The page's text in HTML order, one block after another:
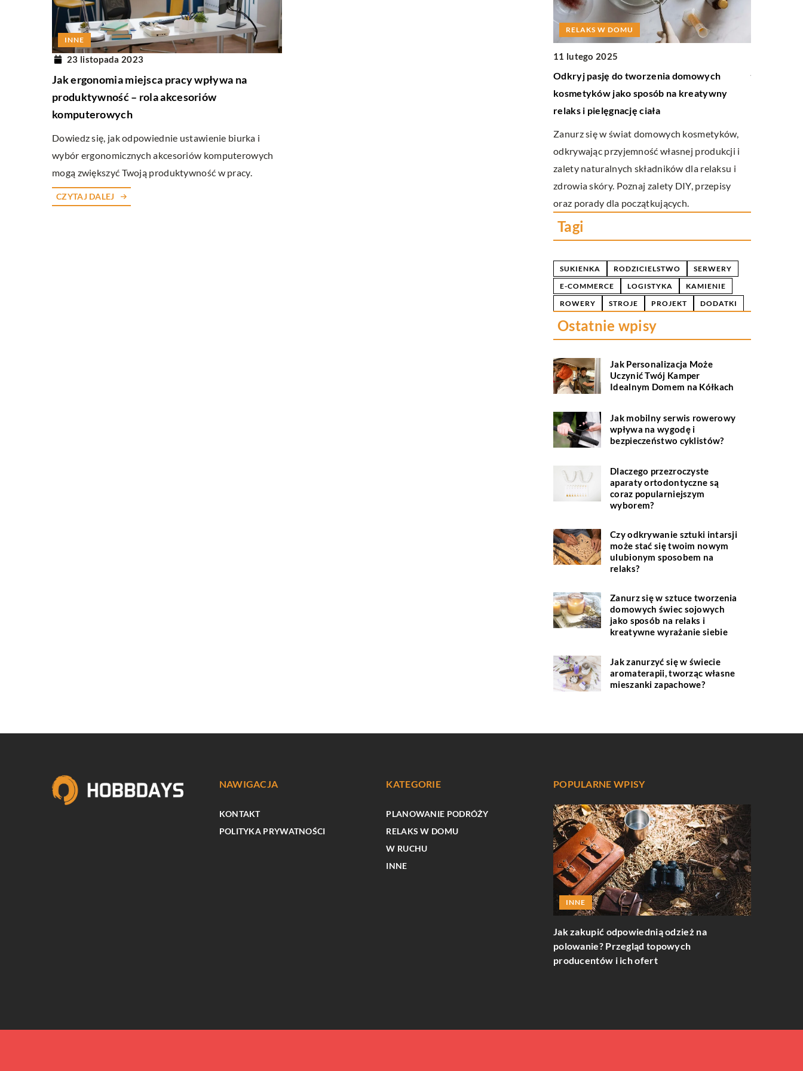
INNE
23 listopada 2023
Jak ergonomia miejsca pracy wpływa na
produktywność – rola akcesoriów
komputerowych
Dowiedz się, jak odpowiednie ustawienie biurka i
wybór ergonomicznych akcesoriów komputerowych
mogą zwiększyć Twoją produktywność w pracy.
CZYTAJ DALEJ
INNE
20 października 2025
Jak nowoczesne technologie wpływają na
Poznaj, jak innowacyjne technologie zmieniają
bezpieczeństwo ich oceny.
RELAKS W DOMU
11 lutego 2025
Odkryj pasję do tworzenia domowych
kosmetyków jako sposób na kreatywny
relaks i pielęgnację ciała
Zanurz się w świat domowych kosmetyków,
odkrywając przyjemność własnej produkcji i
zalety naturalnych składników dla relaksu i
zdrowia skóry. Poznaj zalety DIY, przepisy
oraz porady dla początkujących.
Tagi
SUKIENKA RODZICIELSTWO
SERWERY
E-COMMERCE
LOGISTYKA
KAMIENIE
ROWERY
STROJE PROJEKT DODATKI
Ostatnie wpisy
Jak Personalizacja Może
Uczynić Twój Kamper
Idealnym Domem na Kółkach
Jak mobilny serwis rowerowy
wpływa na wygodę i
bezpieczeństwo cyklistów?
Dlaczego przezroczyste
aparaty ortodontyczne są
coraz popularniejszym
wyborem?
Czy odkrywanie sztuki intarsji
może stać się twoim nowym
ulubionym sposobem na
relaks?
Zanurz się w sztuce tworzenia
domowych świec sojowych
jako sposób na relaks i
kreatywne wyrażanie siebie
Jak zanurzyć się w świecie
aromaterapii, tworząc własne
mieszanki zapachowe?
NAWIGACJA
KONTAKT
POLITYKA PRYWATNOŚCI
KATEGORIE
PLANOWANIE PODRÓŻY
RELAKS W DOMU
W RUCHU
INNE
POPULARNE WPISY
INNE
Jak zakupić odpowiednią odzież na
polowanie? Przegląd topowych
producentów i ich ofert